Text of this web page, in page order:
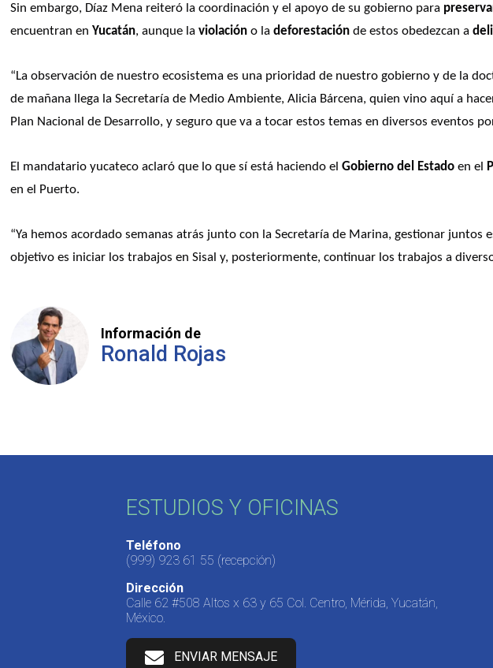
Sin embargo, Díaz Mena reiteró la coordinación y el apoyo de su gobierno para
encuentran en Yucatán, aunque la violación o la deforestación de estos obedezcan a
“La observación de nuestro ecosistema es una prioridad de nuestro gobierno y de la
de mañana llega la Secretaría de Medio Ambiente, Alicia Bárcena, quien vino aquí a
Plan Nacional de Desarrollo, y seguro que va a tocar estos temas en diversos eventos
El mandatario yucateco aclaró que lo que sí está haciendo el Gobierno del Estado en el
en el Puerto.
“Ya hemos acordado semanas atrás junto con la Secretaría de Marina, gestionar juntos
objetivo es iniciar los trabajos en Sisal y, posteriormente, continuar los trabajos a
Información de
Ronald Rojas
ESTUDIOS Y OFICINAS
Teléfono
(999) 923 61 55 (recepción)
Dirección
Calle 62 #508 Altos x 63 y 65 Col. Centro, Mérida, Yucatán,
México.
ENVIAR MENSAJE